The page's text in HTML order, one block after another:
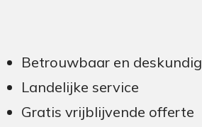
Betrouwbaar en deskundig
Landelijke service
Gratis vrijblijvende offerte